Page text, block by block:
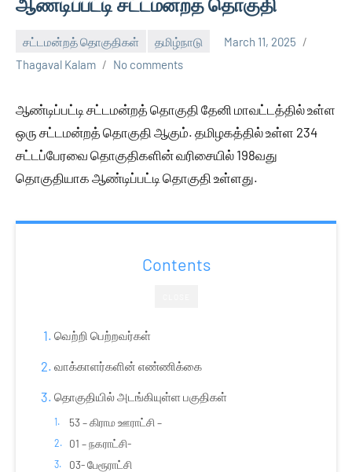
சட்டமன்றத் தொகுதிகள் தமிழ்நாடு
March 11, 2025
Thagaval Kalam
No comments
ஆண்டிப்பட்டி சட்டமன்றத் தொகுதி தேனி மாவட்டத்தில் உள்ள
ஒரு சட்டமன்றத் தொகுதி ஆகும். தமிழகத்தில் உள்ள 234
சட்டப்பேரவை தொகுதிகளின் வரிசையில் 198வது
தொகுதியாக ஆண்டிப்பட்டி தொகுதி உள்ளது.
Contents
வெற்றி பெற்றவர்கள்
வாக்காளர்களின் எண்ணிக்கை
தொகுதியில் அடங்கியுள்ள பகுதிகள்
53 – கிராம ஊராட்சி –
01 – நகராட்சி-
03- பேரூராட்சி